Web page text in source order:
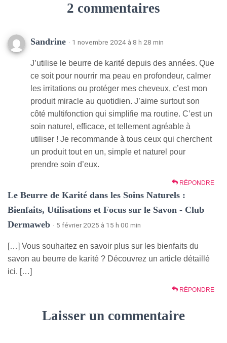
2 commentaires
Sandrine · 1 novembre 2024 à 8 h 28 min
J’utilise le beurre de karité depuis des années. Que
ce soit pour nourrir ma peau en profondeur, calmer
les irritations ou protéger mes cheveux, c’est mon
produit miracle au quotidien. J’aime surtout son
côté multifonction qui simplifie ma routine. C’est un
soin naturel, efficace, et tellement agréable à
utiliser ! Je recommande à tous ceux qui cherchent
un produit tout en un, simple et naturel pour
prendre soin d’eux.
RÉPONDRE
Le Beurre de Karité dans les Soins Naturels :
Bienfaits, Utilisations et Focus sur le Savon - Club
Dermaweb · 5 février 2025 à 15 h 00 min
[…] Vous souhaitez en savoir plus sur les bienfaits du
savon au beurre de karité ? Découvrez un article détaillé
ici. […]
RÉPONDRE
Laisser un commentaire